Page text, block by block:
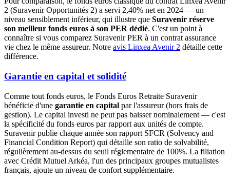
2 (Suravenir Opportunités 2) a servi 2,40% net en 2024 — un
niveau sensiblement inférieur, qui illustre que Suravenir réserve
son meilleur fonds euros à son PER dédié. C'est un point à
connaître si vous comparez Suravenir PER à un contrat assurance
vie chez le même assureur. Notre avis Linxea Avenir 2 détaille cette
différence.
Garantie en capital et solidité
Comme tout fonds euros, le Fonds Euros Retraite Suravenir
bénéficie d'une garantie en capital par l'assureur (hors frais de
gestion). Le capital investi ne peut pas baisser nominalement — c'est
la spécificité du fonds euros par rapport aux unités de compte.
Suravenir publie chaque année son rapport SFCR (Solvency and
Financial Condition Report) qui détaille son ratio de solvabilité,
régulièrement au-dessus du seuil réglementaire de 100%. La filiation
avec Crédit Mutuel Arkéa, l'un des principaux groupes mutualistes
français, ajoute un niveau de confort supplémentaire.